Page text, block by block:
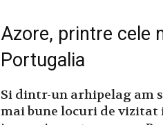
Azore, printre cele
Portugalia
Si dintr-un arhipelag am
mai bune locuri de vizitat